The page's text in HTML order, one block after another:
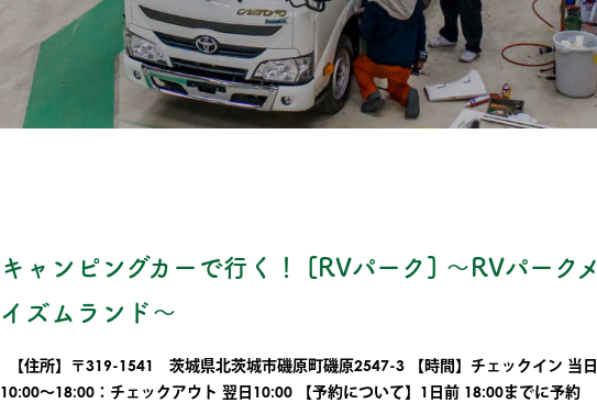
キャンピングカーで行く！ [RVパーク] 〜RVパークメ
イズムランド〜
【住所】〒319-1541 茨城県北茨城市磯原町磯原2547-3 【時間】チェックイン 当日
10:00～18:00：チェックアウト 翌日10:00 【予約について】1日前 18:00までに予約